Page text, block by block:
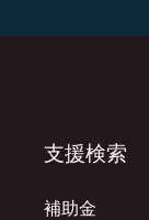
支援検索
補助金